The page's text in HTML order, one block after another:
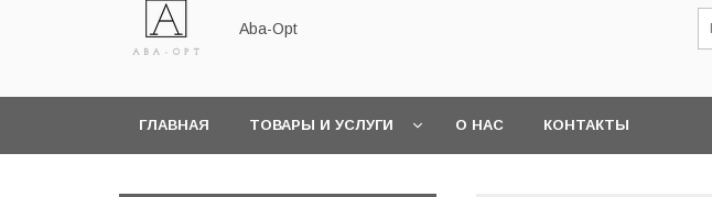
Aba-Opt
ГЛАВНАЯ ТОВАРЫ И УСЛУГИ О НАС КОНТАКТЫ